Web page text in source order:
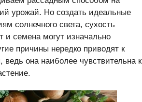
урожай. Но создать идеальные
солнечного света, сухость
и семена могут изначально
причины нередко приводят к
она наиболее чувствительна к